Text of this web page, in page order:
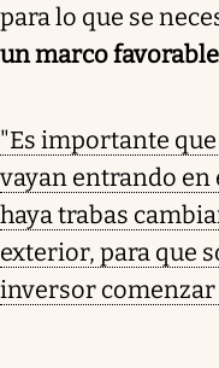
para lo que se
un marco
"Es importante
vayan entrando en
haya trabas
exterior, para que
inversor comenzar